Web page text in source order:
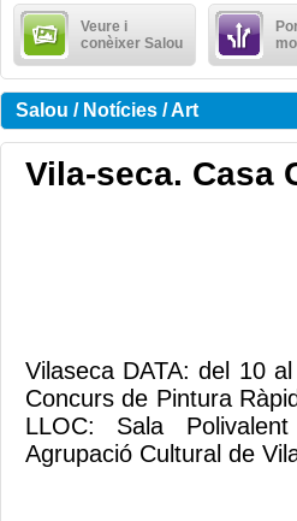
Veure i
conèixer Salou
Salou / Notícies / Art
Vila-seca. Casa
Vilaseca DATA: del 10
Concurs de Pintura
LLOC: Sala
Agrupació Cultural de